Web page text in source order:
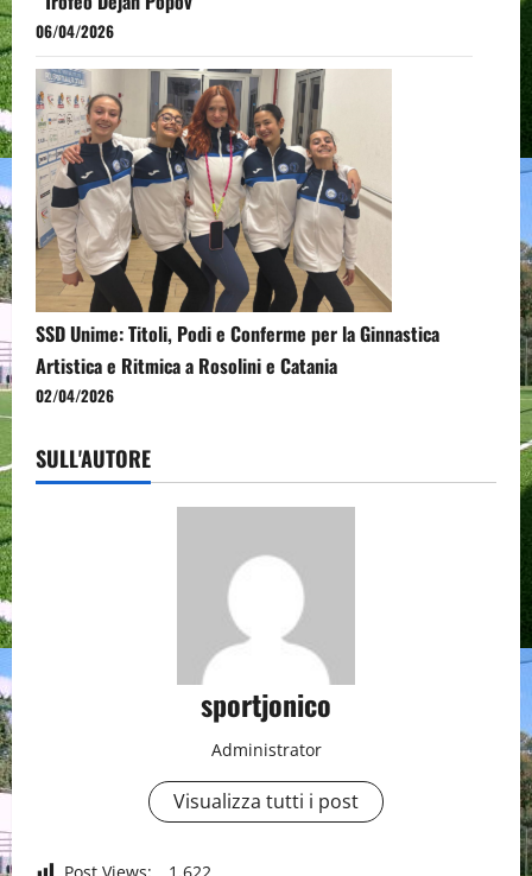
06/04/2026
SSD Unime: Titoli, Podi e Conferme per la Ginnastica
Artistica e Ritmica a Rosolini e Catania
02/04/2026
SULL'AUTORE
sportjonico
Administrator
Visualizza tutti i post